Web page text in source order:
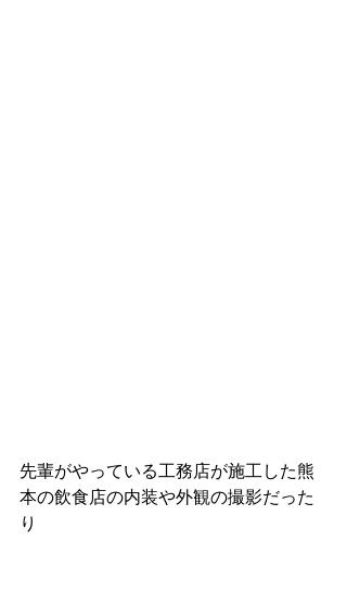
先輩がやっている工務店が施工した熊
本の飲食店の内装や外観の撮影だった
り